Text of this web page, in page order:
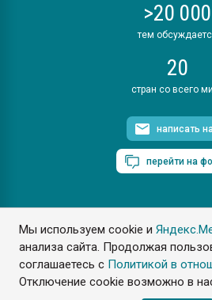
Мы используем cookie и
анализа сайта. Продолжая
соглашаетесь с Политикой в
Отключение cookie возможно в
>20 000
тем
20
стран со всего
написать
перейти на
ПластЭксперт © 2006. Все
Разрешается копирование
ссылкой на www.e-
Разработка сайта